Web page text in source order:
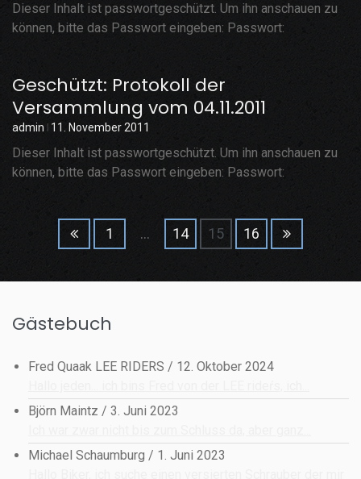
Dieser Inhalt ist passwortgeschützt. Um ihn anschauen zu
können, bitte das Passwort eingeben: Passwort:
Geschützt: Protokoll der
Versammlung vom 04.11.2011
admin 11. November 2011
Dieser Inhalt ist passwortgeschützt. Um ihn anschauen zu
können, bitte das Passwort eingeben: Passwort:
Seitennummerierung
Beiträge
1 … 14 15 16
Gästebuch
Fred Quaak LEE RIDERS / 12. Oktober 2024
Björn Maintz / 3. Juni 2023
Michael Schaumburg / 1. Juni 2023